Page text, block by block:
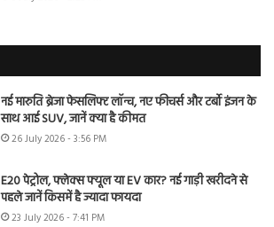
नई मारुति ब्रेजा फेसलिफ्ट लॉन्च, नए फीचर्स और टर्बो इंजन के
साथ आई SUV, जानें क्या है कीमत
26 July 2026 - 3:56 PM
E20 पेट्रोल, फ्लेक्स फ्यूल या EV कार? नई गाड़ी खरीदने से
पहले जानें किसमें है ज्यादा फायदा
23 July 2026 - 7:41 PM